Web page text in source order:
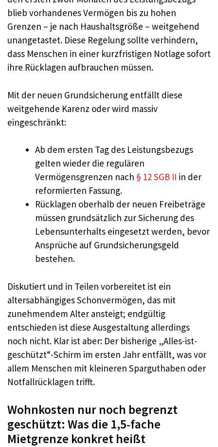
blieb vorhandenes Vermögen bis zu hohen
Grenzen – je nach Haushaltsgröße – weitgehend
unangetastet. Diese Regelung sollte verhindern,
dass Menschen in einer kurzfristigen Notlage sofort
ihre Rücklagen aufbrauchen müssen.
Mit der neuen Grundsicherung entfällt diese
weitgehende Karenz oder wird massiv
eingeschränkt:
Ab dem ersten Tag des Leistungsbezugs
gelten wieder die regulären
Vermögensgrenzen nach § 12 SGB II in der
reformierten Fassung.
Rücklagen oberhalb der neuen Freibeträge
müssen grundsätzlich zur Sicherung des
Lebensunterhalts eingesetzt werden, bevor
Ansprüche auf Grundsicherungsgeld
bestehen.
Diskutiert und in Teilen vorbereitet ist ein
altersabhängiges Schonvermögen, das mit
zunehmendem Alter ansteigt; endgültig
entschieden ist diese Ausgestaltung allerdings
noch nicht. Klar ist aber: Der bisherige „Alles-ist-
geschützt“-Schirm im ersten Jahr entfällt, was vor
allem Menschen mit kleineren Sparguthaben oder
Notfallrücklagen trifft.
Wohnkosten nur noch begrenzt
geschützt: Was die 1,5‑fache
Mietgrenze konkret heißt